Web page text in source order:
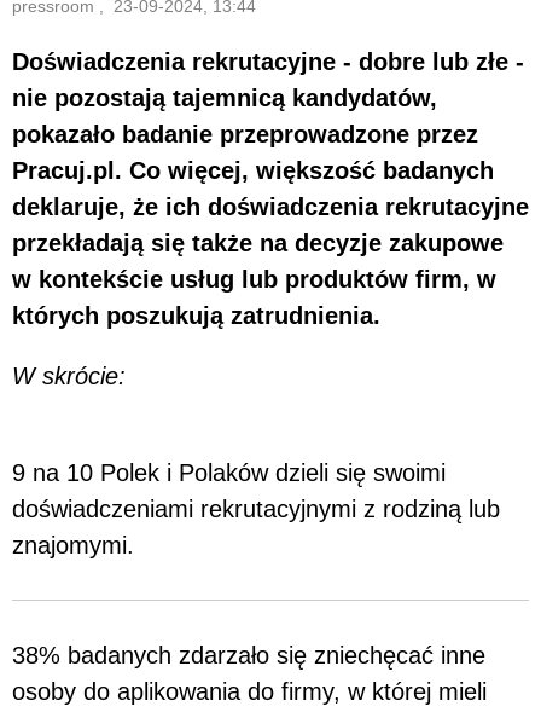
pressroom , 23-09-2024, 13:44
Doświadczenia rekrutacyjne - dobre lub złe -
nie pozostają tajemnicą kandydatów,
pokazało badanie przeprowadzone przez
Pracuj.pl. Co więcej, większość badanych
deklaruje, że ich doświadczenia rekrutacyjne
przekładają się także na decyzje zakupowe
w kontekście usług lub produktów firm, w
których poszukują zatrudnienia.
W skrócie:
9 na 10 Polek i Polaków dzieli się swoimi
doświadczeniami rekrutacyjnymi z rodziną lub
znajomymi.
38% badanych zdarzało się zniechęcać inne
osoby do aplikowania do firmy, w której mieli